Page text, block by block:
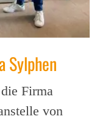
Sylphen
Firma
von